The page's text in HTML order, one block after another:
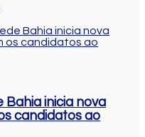
Bahia inicia nova
candidatos ao